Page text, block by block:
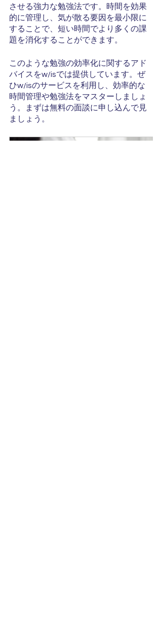
させる強力な勉強法です。時間を効果
的に管理し、気が散る要因を最小限に
することで、短い時間でより多くの課
題を消化することができます。
このような勉強の効率化に関するアド
バイスをw/isでは提供しています。ぜ
ひw/isのサービスを利用し、効率的な
時間管理や勉強法をマスターしましょ
う。まずは無料の面談に申し込んで見
ましょう。